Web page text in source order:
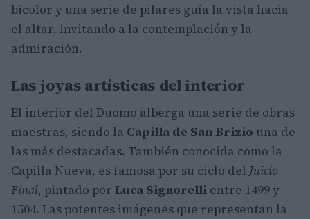
bicolor y una serie de pilares guía la vista hacia
el altar, invitando a la contemplación y la
admiración.
Las joyas artísticas del interior
El interior del Duomo alberga una serie de obras
maestras, siendo la Capilla de San Brizio una de
las más destacadas. También conocida como la
Capilla Nueva, es famosa por su ciclo del Juicio
Final, pintado por Luca Signorelli entre 1499 y
1504. Las potentes imágenes que representan la